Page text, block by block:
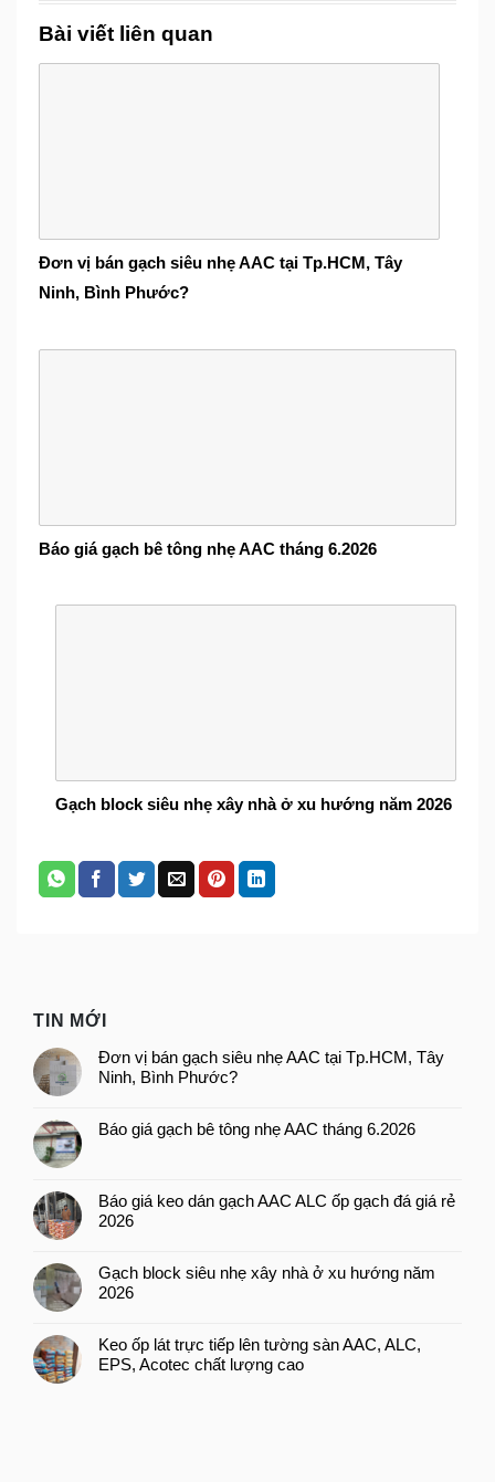
Bài viết liên quan
Đơn vị bán gạch siêu nhẹ AAC tại Tp.HCM, Tây
Ninh, Bình Phước?
Báo giá gạch bê tông nhẹ AAC tháng 6.2026
Gạch block siêu nhẹ xây nhà ở xu hướng năm 2026
TIN MỚI
Đơn vị bán gạch siêu nhẹ AAC tại Tp.HCM, Tây
Ninh, Bình Phước?
Báo giá gạch bê tông nhẹ AAC tháng 6.2026
Báo giá keo dán gạch AAC ALC ốp gạch đá giá rẻ
2026
Gạch block siêu nhẹ xây nhà ở xu hướng năm
2026
Keo ốp lát trực tiếp lên tường sàn AAC, ALC,
EPS, Acotec chất lượng cao